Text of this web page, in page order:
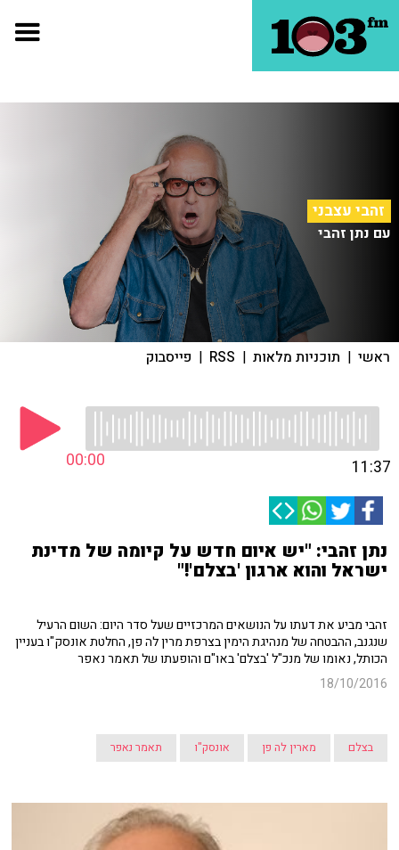
זהבי עצבני
עם נתן זהבי
ראשי | תוכניות מלאות |
RSS
| פייסבוק
00:00 11:37
נתן זהבי: "יש איום חדש על קיומה של מדינת
ישראל והוא ארגון 'בצלם'!"
זהבי מביע את דעתו על הנושאים המרכזיים שעל סדר היום: השום הרעיל
שנגנב, ההבטחה של מנהיגת הימין בצרפת מרין לה פן, החלטת אונסק"ו בעניין
הכותל, נאומו של מנכ"ל 'בצלם' באו"ם והופעתו של תאמר נאפר
18/10/2016
בצלם מארין לה פן אונסק"ו תאמר נאפר